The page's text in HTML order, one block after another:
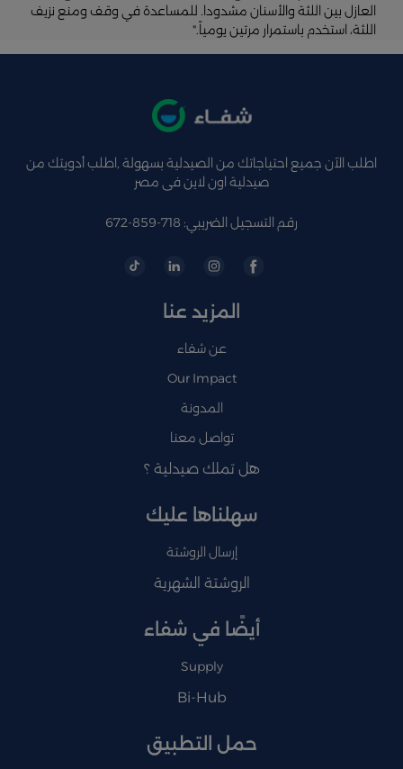
العازل بین اللثة والأسنان مشدودا. للمساعدة في وقف ومنع نزیف
اللثة، استخدم باستمرار مرتین یومیاً."
اطلب الآن جميع احتياجاتك من الصيدلية بسهولة ,اطلب أدويتك من
صيدلية اون لاين فى مصر
رقم التسجيل الضريبي: 718-859-672
المزيد عنا
عن شفاء
Our Impact
المدونة
تواصل معنا
هل تملك صيدلية ؟
سهلناها عليك
إرسال الروشتة
الروشتة الشهرية
أيضًا في شفاء
Supply
Bi-Hub
حمل التطبيق